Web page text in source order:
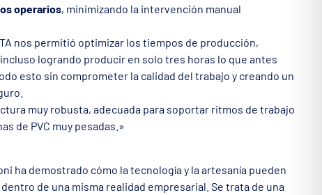
operarios, minimizando la intervención manual
nos permitió optimizar los tiempos de producción,
logrando producir en solo tres horas lo que antes
esto sin comprometer la calidad del trabajo y creando un
muy robusta, adecuada para soportar ritmos de trabajo
de PVC muy pesadas.»
ha demostrado cómo la tecnología y la artesanía pueden
de una misma realidad empresarial. Se trata de una